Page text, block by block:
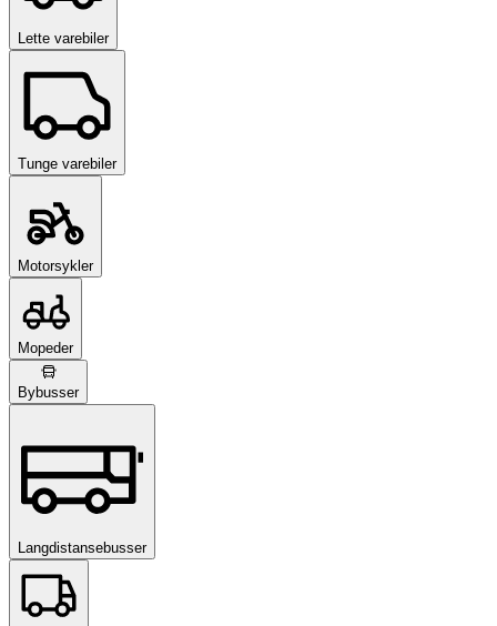
Lette varebiler
Tunge varebiler
Motorsykler
Mopeder
Bybusser
Langdistansebusser